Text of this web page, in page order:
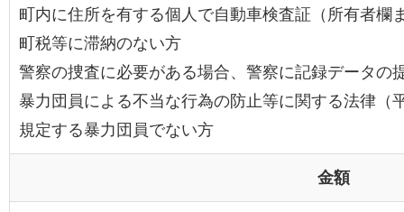
町内に住所を有する個人で自動車検査証（所有者欄
町税等に滞納のない方
警察の捜査に必要がある場合、警察に記録データの
暴力団員による不当な行為の防止等に関する法律（
規定する暴力団員でない方
金額